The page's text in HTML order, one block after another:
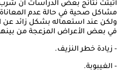
أثبتت نتائج بعض الدراسات أن
مشاكل صحية في حالة عدم
ولكن عند استعماله بشكل زائد
في بعض الأعراض المزعجة من
- زيادة خطر النزيف.
- الغيبوبة.